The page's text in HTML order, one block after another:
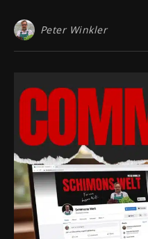
Peter Winkler